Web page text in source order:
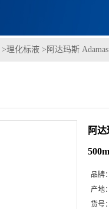
>理化标液 > 阿达玛斯
阿
品牌：
产地：
货号：